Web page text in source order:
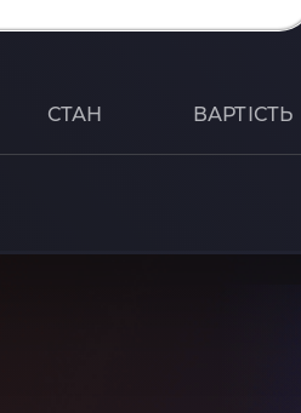
СТАН ВАРТІСТЬ